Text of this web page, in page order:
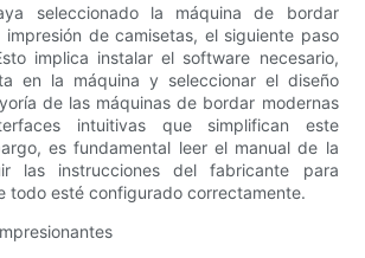
seleccionado la máquina de bordar
de camisetas, el siguiente paso
implica instalar el software necesario,
en la máquina y seleccionar el diseño
de las máquinas de bordar modernas
intuitivas que simplifican este
es fundamental leer el manual de la
las instrucciones del fabricante para
todo esté configurado correctamente.